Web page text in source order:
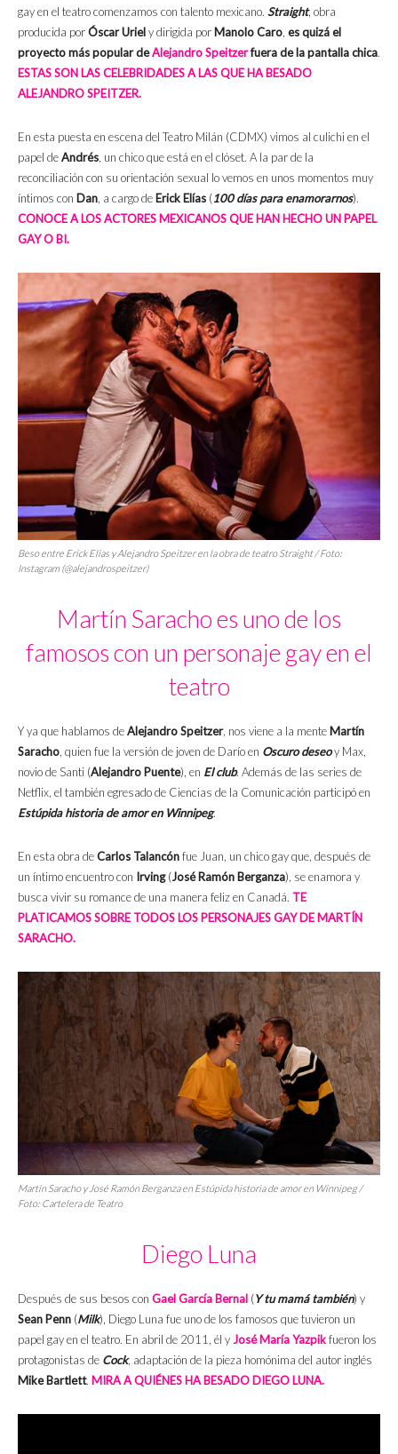
gay en el teatro comenzamos con talento mexicano. Straight, obra
producida porÓscar Uriely dirigida por Manolo Caro, es quizá el
proyecto más popular deAlejandro Speitzerfuera de la pantalla chica.
ESTAS SON LAS CELEBRIDADES A LAS QUE HA BESADO
ALEJANDRO SPEITZER.
En esta puesta en escena del Teatro Milán (CDMX) vimos al culichi en el
papel deAndrés, un chico que está en el clóset. A la par de la
reconciliación con su orientación sexual lo vemos en unos momentos muy
íntimos con Dan, a cargo de Erick Elías (100 días para enamorarnos).
CONOCE A LOS ACTORES MEXICANOS QUE HAN HECHO UN PAPEL
GAY O BI.
Beso entre Erick Elías y Alejandro Speitzer en la obra de teatro Straight/ Foto:
Instagram (@alejandrospeitzer)
Martín Saracho es uno de los
famosos con un personaje gay en el
teatro
Y ya que hablamos deAlejandro Speitzer, nos viene a la mente Martín
Saracho , quien fue la versión de joven de Darío en Oscuro deseoy Max,
novio de Santi (Alejandro Puente), en El club. Además de las series de
Netflix, el también egresado de Ciencias de la Comunicación participó en
Estúpida historia de amor en Winnipeg.
En esta obra deCarlos Talancónfue Juan, un chico gay que, después de
un íntimo encuentro con Irving(José Ramón Berganza), se enamora y
busca vivir su romance de una manera feliz en Canadá. TE
PLATICAMOS SOBRE TODOS LOS PERSONAJES GAY DE MARTÍN
SARACHO.
Martín Saracho y José Ramón Berganza en Estúpida historia de amor en Winnipeg/
Foto: Cartelera de Teatro
Diego Luna
Después de sus besos con Gael García Bernal (Y tu mamá también) y
Sean Penn (Milk), Diego Luna fue uno de los famosos que tuvieron un
papel gay en el teatro. En abril de 2011, él y José María Yazpikfueron los
protagonistas de Cock, adaptación de la pieza homónima del autor inglés
Mike Bartlett. MIRA A QUIÉNES HA BESADO DIEGO LUNA.